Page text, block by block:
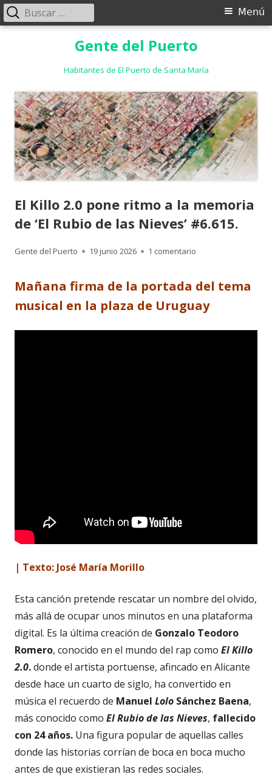
Gente del Puerto
Habitantes de El Puerto de Santa María
Menú
Menú
Buscar:
El Killo 2.0 pone ritmo a la memoria
de ‘El Rubio de las Nieves’ #6.615.
Autor
Gente del Puerto
Publicado
19 junio 2026 1 comentario
Mañana firma de la portada del tema
musical en la plaza de Uruguay
| Texto: José María Morillo
Esta canción pretende rescatar un nombre del olvido,
más allá de ocupar unos minutos en una plataforma
digital. Es la última creación de Gonzalo Teodoro
Romero, conocido en el mundo del rap como El Killo
2.0.donde el artista portuense, afincado en Alicante
desde hace un cuarto de siglo, ha convertido en
música el recuerdo de Manuel Lolo Sánchez Baena,
más conocido como El Rubio de las Nieves, fallecido
con 24 años. Una figura popular de aquellas calles
donde las historias corrían de boca en boca mucho
antes de que existieran las redes sociales.